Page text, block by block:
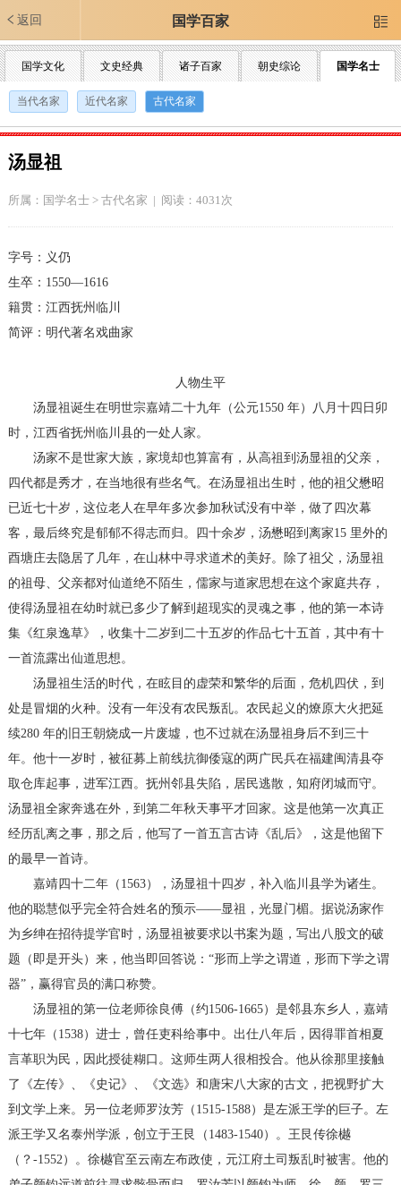
返回 国学百家 
国学文化 文史经典 诸子百家 朝史综论 国学名士
当代名家 近代名家 古代名家
汤显祖
所属： 国学名士> 古代名家 | 阅读：4031次
字号：义仍
生卒：1550—1616
籍贯：江西抚州临川
简评：明代著名戏曲家
人物生平
汤显祖诞生在明世宗嘉靖二十九年（公元1550 年）八月十四日卯
时，江西省抚州临川县的一处人家。
汤家不是世家大族，家境却也算富有，从高祖到汤显祖的父亲，
四代都是秀才，在当地很有些名气。在汤显祖出生时，他的祖父懋昭
已近七十岁，这位老人在早年多次参加秋试没有中举，做了四次幕
客，最后终究是郁郁不得志而归。四十余岁，汤懋昭到离家15 里外的
酉塘庄去隐居了几年，在山林中寻求道术的美好。除了祖父，汤显祖
的祖母、父亲都对仙道绝不陌生，儒家与道家思想在这个家庭共存，
使得汤显祖在幼时就已多少了解到超现实的灵魂之事，他的第一本诗
集《红泉逸草》，收集十二岁到二十五岁的作品七十五首，其中有十
一首流露出仙道思想。
汤显祖生活的时代，在眩目的虚荣和繁华的后面，危机四伏，到
处是冒烟的火种。没有一年没有农民叛乱。农民起义的燎原大火把延
续280 年的旧王朝烧成一片废墟，也不过就在汤显祖身后不到三十
年。他十一岁时，被征募上前线抗御倭寇的两广民兵在福建闽清县夺
取仓库起事，进军江西。抚州邻县失陷，居民逃散，知府闭城而守。
汤显祖全家奔逃在外，到第二年秋天事平才回家。这是他第一次真正
经历乱离之事，那之后，他写了一首五言古诗《乱后》，这是他留下
的最早一首诗。
嘉靖四十二年（1563），汤显祖十四岁，补入临川县学为诸生。
他的聪慧似乎完全符合姓名的预示——显祖，光显门楣。据说汤家作
为乡绅在招待提学官时，汤显祖被要求以书案为题，写出八股文的破
题（即是开头）来，他当即回答说：“形而上学之谓道，形而下学之谓
器”，赢得官员的满口称赞。
汤显祖的第一位老师徐良傅（约1506-1665）是邻县东乡人，嘉靖
十七年（1538）进士，曾任吏科给事中。出仕八年后，因得罪首相夏
言革职为民，因此授徒糊口。这师生两人很相投合。他从徐那里接触
了《左传》、《史记》、《文选》和唐宋八大家的古文，把视野扩大
到文学上来。另一位老师罗汝芳（1515-1588）是左派王学的巨子。左
派王学又名泰州学派，创立于王艮（1483-1540）。王艮传徐樾
（？-1552）。徐樾官至云南左布政使，元江府土司叛乱时被害。他的